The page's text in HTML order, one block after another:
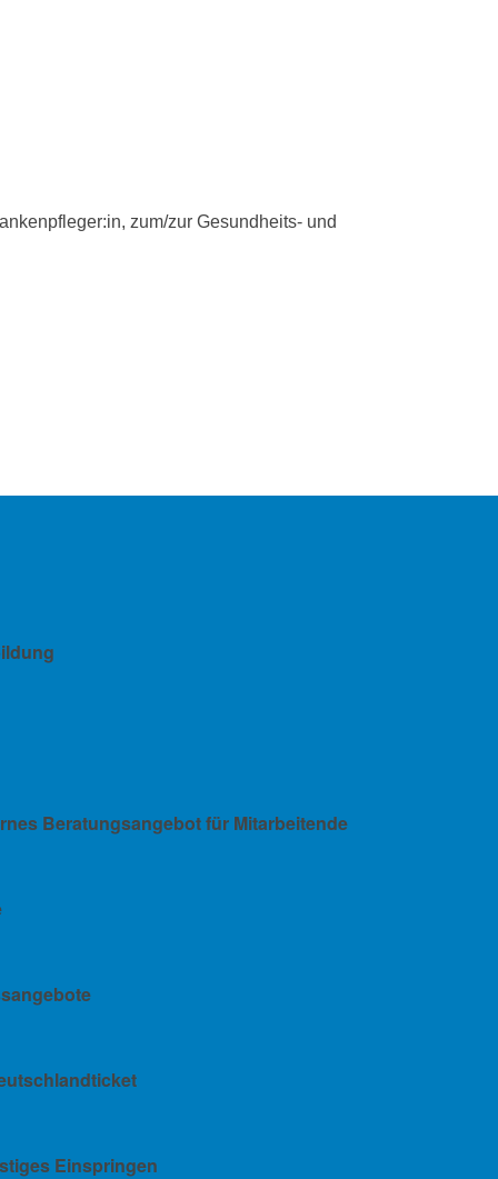
zum/zur Gesundheits- und
Beratungsangebot für Mitarbeitende
Einspringen